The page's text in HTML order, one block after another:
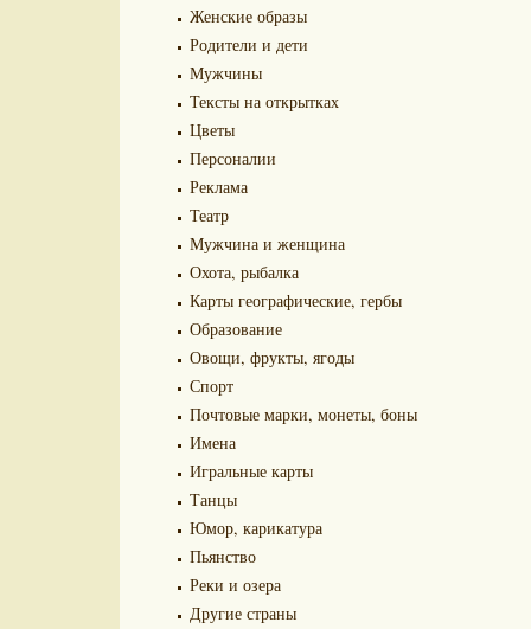
Женские образы
Родители и дети
Мужчины
Тексты на открытках
Цветы
Персоналии
Реклама
Театр
Мужчина и женщина
Охота, рыбалка
Карты географические, гербы
Образование
Овощи, фрукты, ягоды
Спорт
Почтовые марки, монеты, боны
Имена
Игральные карты
Танцы
Юмор, карикатура
Пьянство
Реки и озера
Другие страны